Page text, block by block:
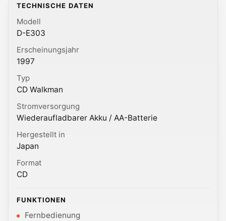
TECHNISCHE DATEN
Modell
D-E303
Erscheinungsjahr
1997
Typ
CD Walkman
Stromversorgung
Wiederaufladbarer Akku / AA-Batterie
Hergestellt in
Japan
Format
CD
FUNKTIONEN
Fernbedienung